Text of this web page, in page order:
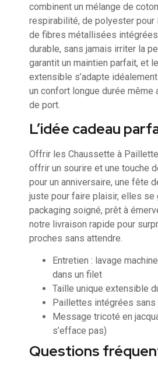
combinent un mélange de
respirabilité, de polyester pour
de fibres métallisées
durable, sans jamais irriter la
garantit un maintien parfait, et
extensible s’adapte
un confort longue durée même
de port.
L’idée cadeau
Offrir les Chaussette à
offrir un sourire et une touche
pour un anniversaire, une fête
juste pour faire plaisir, elles se
packaging soigné, prêt à
notre livraison rapide pour
proches sans attendre.
Entretien : lavage
dans un filet
Taille unique extensible
Paillettes intégrées sans
Message tricoté en
s’efface pas)
Questions